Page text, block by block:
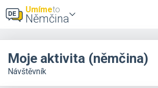
Umímeto
Němčina
Moje aktivita (němčina)
Návštěvník